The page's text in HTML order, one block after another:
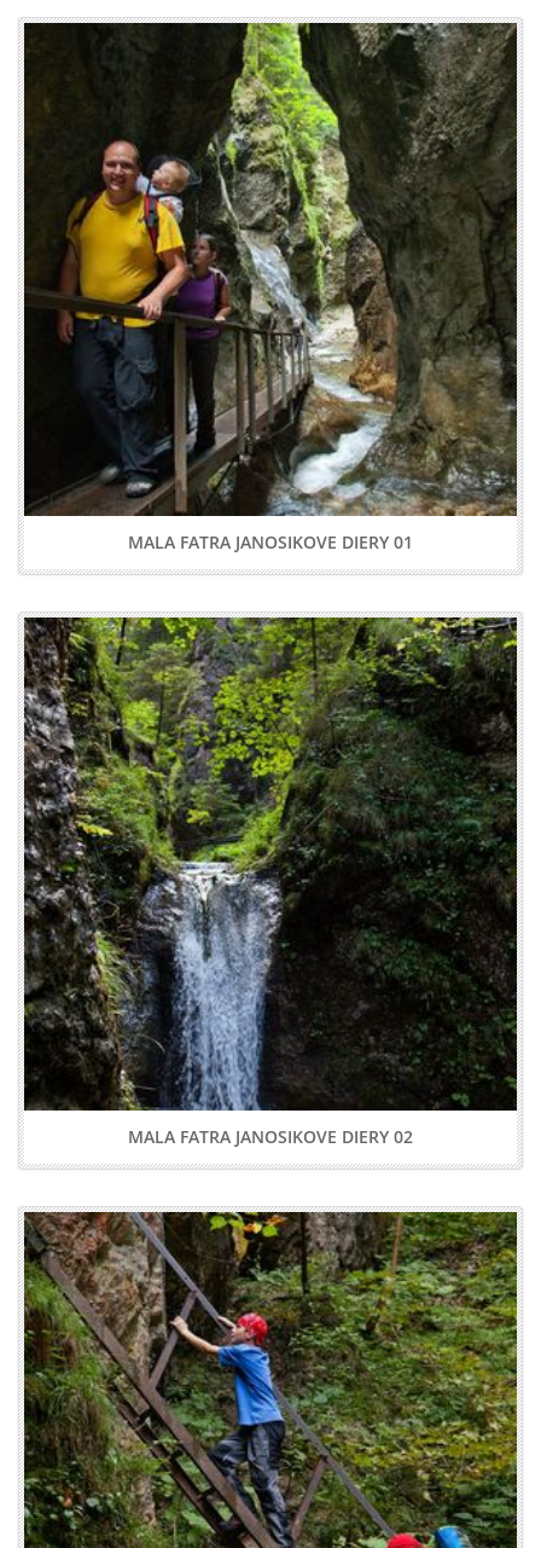
MALA FATRA JANOSIKOVE DIERY 01
MALA FATRA JANOSIKOVE DIERY 02